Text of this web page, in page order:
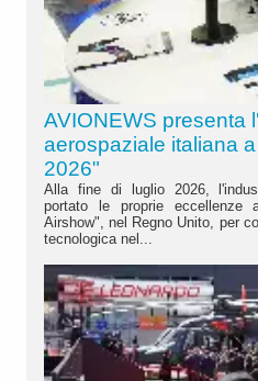
AVIONEWS presenta
aerospaziale italiana
2026"
Alla fine di luglio 2026,
portato le proprie eccellenze
Airshow", nel Regno Unito, per
tecnologica nel...